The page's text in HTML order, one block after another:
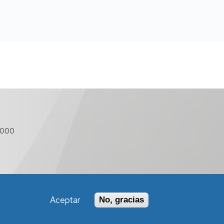
Política de Accesibilidad
Aceptar No, gracias